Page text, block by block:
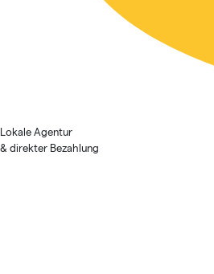
Lokale Agentur
& direkter Bezahlung